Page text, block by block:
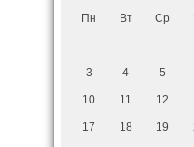
Пн Вт Ср
3 4 5
10 11 12
17 18 19